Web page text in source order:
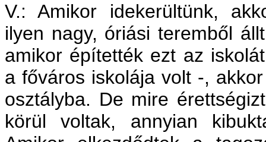
V.: Amikor idekerültünk,
ilyen nagy, óriási teremből
amikor építették ezt az
a főváros iskolája volt -,
osztályba. De mire
körül voltak, annyian